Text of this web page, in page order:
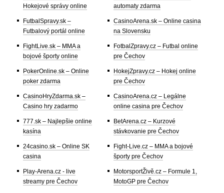
Hokejové správy online
FutbalSpravy.sk –
Futbalový portál online
FightLive.sk – MMA a
bojové športy online
PokerOnline.sk – Online
poker zdarma
CasinoHryZdarma.sk –
Casino hry zadarmo
777.sk – Najlepšie online
kasína
24casino.sk – Online SK
casina
Play-Arena.cz - live
streamy pre Čechov
automaty zdarma
CasinoArena.sk – Online casina
na Slovensku
FotbalZpravy.cz – Futbal online
pre Čechov
HokejZpravy.cz – Hokej online
pre Čechov
CasinoArena.cz – Legálne
online casina pre Čechov
BetArena.cz – Kurzové
stávkovanie pre Čechov
Fight-Live.cz – MMA a bojové
športy pre Čechov
MotorsportŽivě.cz – Formule 1,
MotoGP pre Čechov